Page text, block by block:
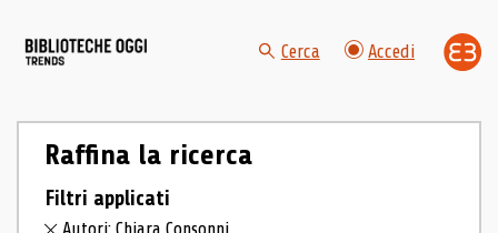
Cerca Accedi
Raffina la ricerca
Filtri applicati